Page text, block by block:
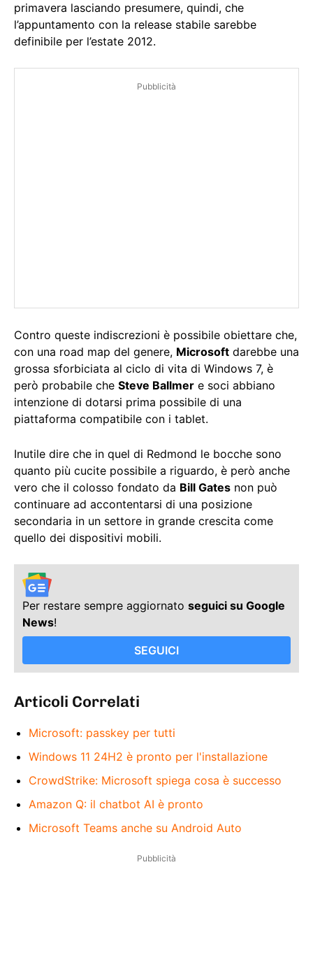
primavera lasciando presumere, quindi, che
l’appuntamento con la release stabile sarebbe
definibile per l’estate 2012.
Pubblicità
Contro queste indiscrezioni è possibile obiettare che,
con una road map del genere, Microsoft darebbe una
grossa sforbiciata al ciclo di vita di Windows 7, è
però probabile che Steve Ballmer e soci abbiano
intenzione di dotarsi prima possibile di una
piattaforma compatibile con i tablet.
Inutile dire che in quel di Redmond le bocche sono
quanto più cucite possibile a riguardo, è però anche
vero che il colosso fondato da Bill Gates non può
continuare ad accontentarsi di una posizione
secondaria in un settore in grande crescita come
quello dei dispositivi mobili.
Per restare sempre aggiornato seguici su Google
News!
SEGUICI
Articoli Correlati
Microsoft: passkey per tutti
Windows 11 24H2 è pronto per l'installazione
CrowdStrike: Microsoft spiega cosa è successo
Amazon Q: il chatbot AI è pronto
Microsoft Teams anche su Android Auto
Pubblicità